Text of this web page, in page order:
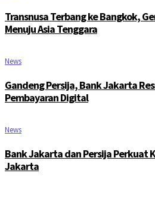
Transnusa Terbang ke Bangkok,
Menuju Asia Tenggara
News
Gandeng Persija, Bank Jakarta
Pembayaran Digital
News
Bank Jakarta dan Persija Perkuat
Jakarta